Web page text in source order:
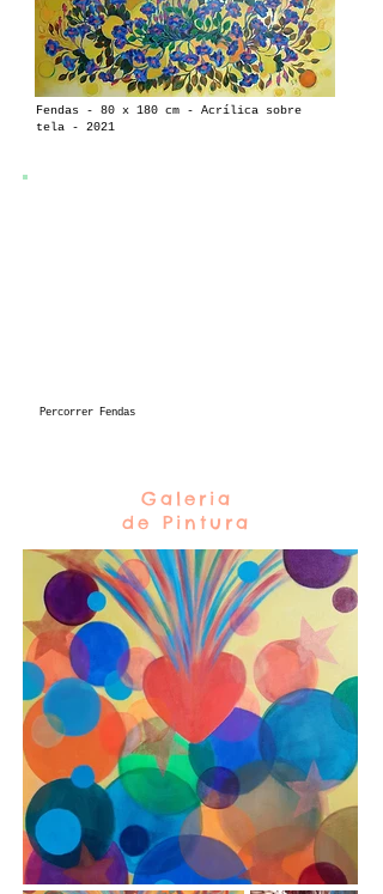
Fendas - 80 x 180 cm - Acrílica sobre
tela - 2021
Percorrer Fendas
Galeria
de Pintura